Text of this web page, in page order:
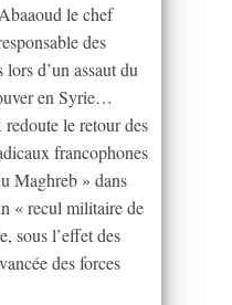
le chef
des
d’un assaut du
en Syrie…
le retour des
francophones
Maghreb » dans
« recul militaire de
sous l’effet des
des forces